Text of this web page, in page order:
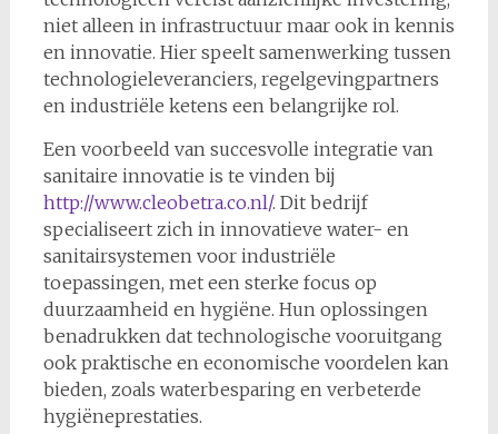
niet alleen in infrastructuur maar ook in kennis
en innovatie. Hier speelt samenwerking tussen
technologieleveranciers, regelgevingpartners
en industriële ketens een belangrijke rol.
Een voorbeeld van succesvolle integratie van
sanitaire innovatie is te vinden bij
http://www.cleobetra.co.nl/. Dit bedrijf
specialiseert zich in innovatieve water- en
sanitairsystemen voor industriële
toepassingen, met een sterke focus op
duurzaamheid en hygiëne. Hun oplossingen
benadrukken dat technologische vooruitgang
ook praktische en economische voordelen kan
bieden, zoals waterbesparing en verbeterde
hygiëneprestaties.